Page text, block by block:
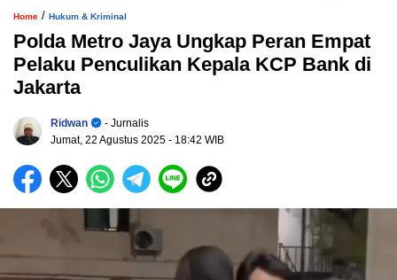
Home / Hukum & Kriminal
Polda Metro Jaya Ungkap Peran Empat
Pelaku Penculikan Kepala KCP Bank di
Jakarta
Ridwan
- Jurnalis
Jumat, 22 Agustus 2025 - 18:42 WIB